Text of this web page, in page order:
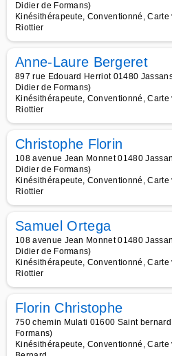
Didier de Formans)
Kinésithérapeute, Conventionné,
Riottier
Anne-Laure Bergeret
897 rue Edouard Herriot 01480
Didier de Formans)
Kinésithérapeute, Conventionné,
Riottier
Christophe Florin
108 avenue Jean Monnet 01480
Didier de Formans)
Kinésithérapeute, Conventionné,
Riottier
Samuel Ortega
108 avenue Jean Monnet 01480
Didier de Formans)
Kinésithérapeute, Conventionné,
Riottier
Florin Christophe
750 chemin Mulati 01600 Saint
Formans)
Kinésithérapeute, Conventionné,